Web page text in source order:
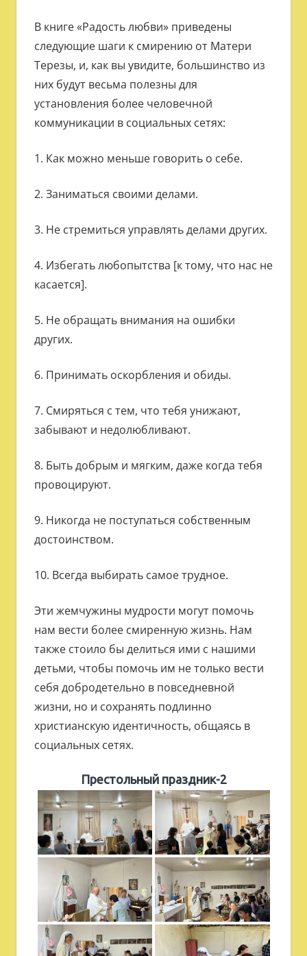
В книге «Радость любви» приведены
следующие шаги к смирению от Матери
Терезы, и, как вы увидите, большинство из
них будут весьма полезны для
установления более человечной
коммуникации в социальных сетях:
1. Как можно меньше говорить о себе.
2. Заниматься своими делами.
3. Не стремиться управлять делами других.
4. Избегать любопытства [к тому, что нас не
касается].
5. Не обращать внимания на ошибки
других.
6. Принимать оскорбления и обиды.
7. Смиряться с тем, что тебя унижают,
забывают и недолюбливают.
8. Быть добрым и мягким, даже когда тебя
провоцируют.
9. Никогда не поступаться собственным
достоинством.
10. Всегда выбирать самое трудное.
Эти жемчужины мудрости могут помочь
нам вести более смиренную жизнь. Нам
также стоило бы делиться ими с нашими
детьми, чтобы помочь им не только вести
себя добродетельно в повседневной
жизни, но и сохранять подлинно
христианскую идентичность, общаясь в
социальных сетях.
Престольный праздник-2